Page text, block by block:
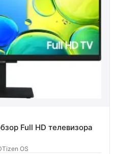
Full HD телевизора
Tizen OS